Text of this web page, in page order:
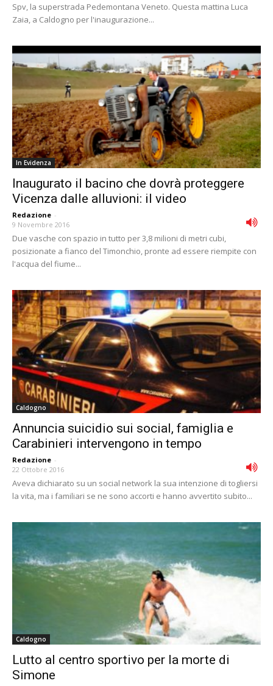
Spv, la superstrada Pedemontana Veneto. Questa mattina Luca
Zaia, a Caldogno per l'inaugurazione...
In Evidenza
Inaugurato il bacino che dovrà proteggere
Vicenza dalle alluvioni: il video
Redazione -
9 Novembre 2016
Due vasche con spazio in tutto per 3,8 milioni di metri cubi,
posizionate a fianco del Timonchio, pronte ad essere riempite con
l'acqua del fiume...
Caldogno
Annuncia suicidio sui social, famiglia e
Carabinieri intervengono in tempo
Redazione -
22 Ottobre 2016
Aveva dichiarato su un social network la sua intenzione di togliersi
la vita, ma i familiari se ne sono accorti e hanno avvertito subito...
Caldogno
Lutto al centro sportivo per la morte di
Simone